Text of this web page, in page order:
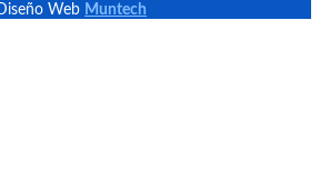
Diseño Web Muntech